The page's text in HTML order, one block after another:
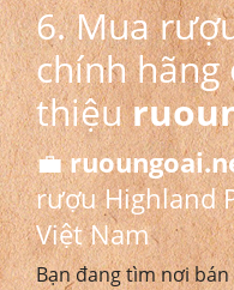
6. Mua
chính hãng
thiệu
💼
rượu Highland
Việt Nam
Bạn đang tìm nơi